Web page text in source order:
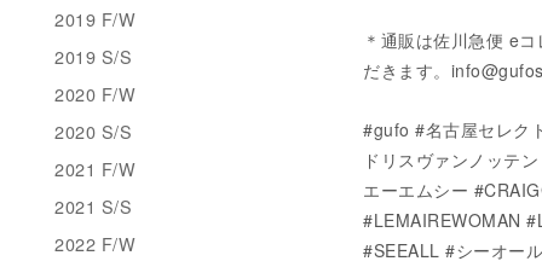
＊通販は佐川急便 e
だきます。
#gufo #名古屋セレク
ドリスヴァンノッテ
エーエムシー
#LEMAIREWOMAN
#SEEALL #シーオー
2019 F/W
2019 S/S
2020 F/W
2020 S/S
2021 F/W
2021 S/S
2022 F/W